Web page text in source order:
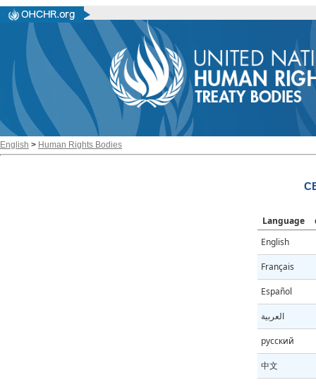
English > Human Rights Bodies
Language
English
Français
Español
العربية
русский
中文